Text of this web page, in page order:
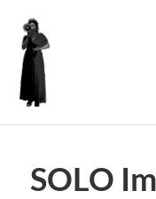
SOLO